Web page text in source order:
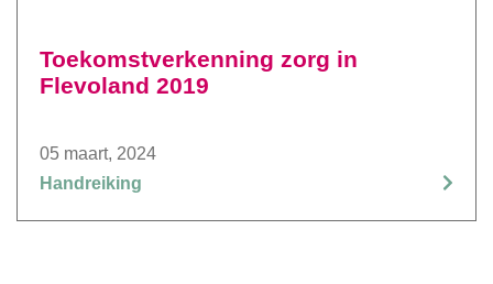
Toekomstverkenning zorg in
Flevoland 2019
05 maart, 2024
Handreiking